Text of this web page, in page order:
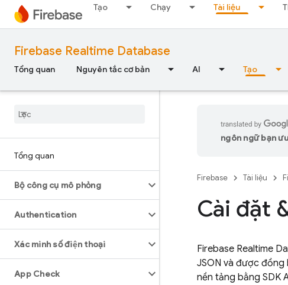
Tạo Chạy Tài liệu
Firebase Realtime Database
Tổng quan Nguyên tắc cơ bản AI Tạo
Tổng quan
Bộ công cụ mô phỏng
Authentication
Xác minh số điện thoại
App Check
ngôn ngữ bạn
Firebase Tài liệu
Cài đặt
Firebase Realtime
JSON và được
nền tảng bằng SDK